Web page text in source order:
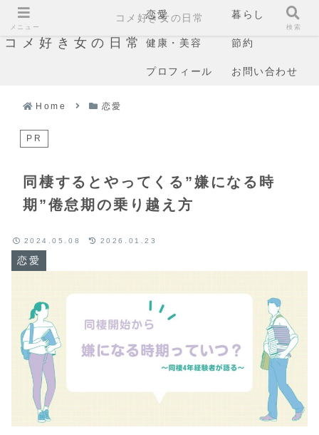
コメ好き女の日常
恋愛 暮らし
健康・美容 節約
プロフィール お問い合わせ
Home 恋愛
PR
同棲するとやってくる”嫌になる時
期”倦怠期の乗り越え方
恋愛
2024.05.08 2026.01.23
メニュー
コメ好き女の日常
検索